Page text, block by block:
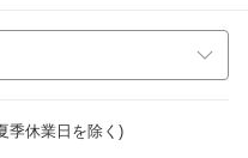
季休業日を除く)